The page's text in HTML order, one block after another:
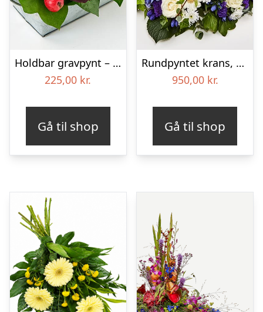
Holdbar gravpynt – Blomster til begravelse
225,00 kr.
Gå til shop
Rundpyntet krans, blå og hvid – Blomster til begravelse
950,00 kr.
Gå til shop